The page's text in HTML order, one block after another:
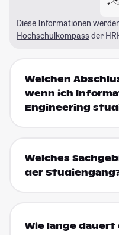
Diese Informationen
Hochschulkompass der
Welchen
wenn ich
Engineering
Welches
der
Wie lange dauert